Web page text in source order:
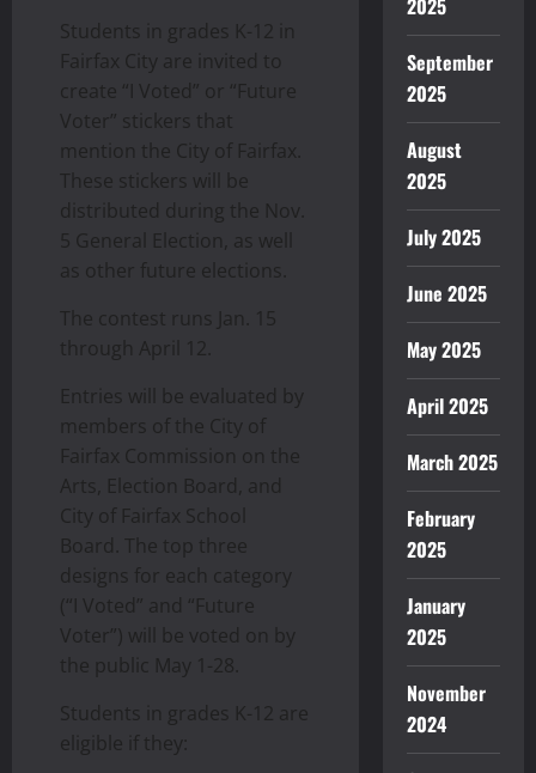
Students in grades K-12 in
Fairfax City are invited to
create “I Voted” or “Future
Voter” stickers that
mention the City of Fairfax.
These stickers will be
distributed during the Nov.
5 General Election, as well
as other future elections.
The contest runs Jan. 15
through April 12.
Entries will be evaluated by
members of the City of
Fairfax Commission on the
Arts, Election Board, and
City of Fairfax School
Board. The top three
designs for each category
(“I Voted” and “Future
Voter”) will be voted on by
the public May 1-28.
Students in grades K-12 are
eligible if they:
2025
September
2025
August
2025
July 2025
June 2025
May 2025
April 2025
March 2025
February
2025
January
2025
November
2024